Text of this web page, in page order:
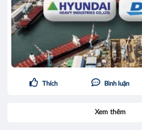
Thích Bình luận
Xem thêm